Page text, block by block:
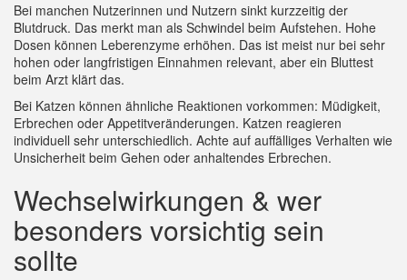
Bei manchen Nutzerinnen und Nutzern sinkt kurzzeitig der
Blutdruck. Das merkt man als Schwindel beim Aufstehen. Hohe
Dosen können Leberenzyme erhöhen. Das ist meist nur bei sehr
hohen oder langfristigen Einnahmen relevant, aber ein Bluttest
beim Arzt klärt das.
Bei Katzen können ähnliche Reaktionen vorkommen: Müdigkeit,
Erbrechen oder Appetitveränderungen. Katzen reagieren
individuell sehr unterschiedlich. Achte auf auffälliges Verhalten wie
Unsicherheit beim Gehen oder anhaltendes Erbrechen.
Wechselwirkungen & wer
besonders vorsichtig sein
sollte